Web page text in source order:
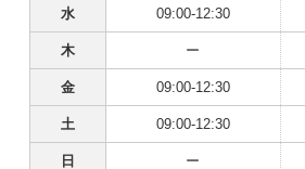
水 09:00-12:30
木 ー
金 09:00-12:30
土 09:00-12:30
日 ー